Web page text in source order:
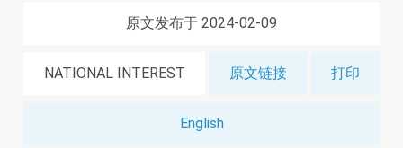
原文发布于 2024-02-09
NATIONAL INTEREST 原文链接 打印
English